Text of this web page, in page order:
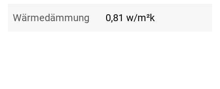
Wärmedämmung 0,81 w/m²k